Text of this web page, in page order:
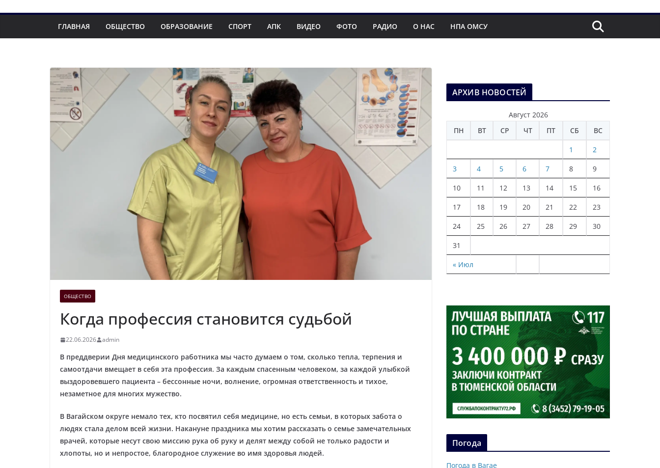
ГЛАВНАЯ ОБЩЕСТВО ОБРАЗОВАНИЕ СПОРТ АПК ВИДЕО ФОТО РАДИО О НАС НПА ОМСУ
ОБЩЕСТВО
Когда профессия становится судьбой
22.06.2026 admin
В преддверии Дня медицинского работника мы часто думаем о том, сколько тепла, терпения и
самоотдачи вмещает в себя эта профессия. За каждым спасенным человеком, за каждой улыбкой
выздоровевшего пациента – бессонные ночи, волнение, огромная ответственность и тихое,
незаметное для многих мужество.
В Вагайском округе немало тех, кто посвятил себя медицине, но есть семьи, в которых забота о
людях стала делом всей жизни. Накануне праздника мы хотим рассказать о семье замечательных
врачей, которые несут свою миссию рука об руку и делят между собой не только радости и
хлопоты, но и непростое, благородное служение во имя здоровья людей.
АРХИВ НОВОСТЕЙ
Август 2026
ПН
ВТ СР ЧТ ПТ СБ ВС
« Июл
1 2
3 4 5 6 7 8 9
10 11 12 13 14 15 16
17 18 19 20 21 22 23
24 25 26 27 28 29 30
31
Погода
Погода в Вагае